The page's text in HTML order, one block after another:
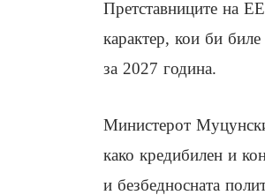
Претставниците на
карактер, кои би
за 2027 година.
Министерот
како кредибилен и
и безбедносната